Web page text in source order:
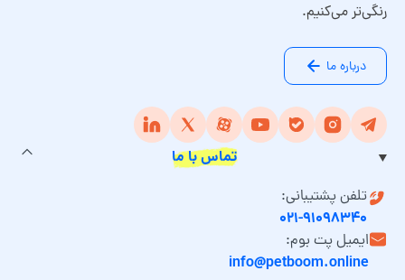
رنگی‌تر می‌کنیم.
درباره ما
تماس با ما
تلفن پشتیبانی:
۰۲۱-۹۱۰۹۸۳۴۰
ایمیل پت بوم:
info@petboom.online